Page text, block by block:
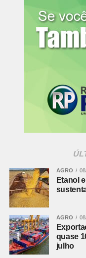
da igualdade racial
Informações para a
Assessoria de
Ministério
AGRO
Etanol
AGRO
quase
julho